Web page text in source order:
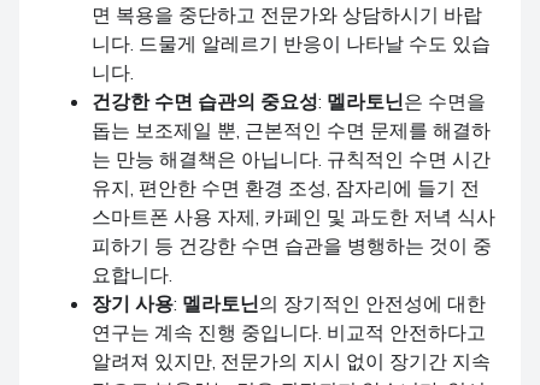
면 복용을 중단하고 전문가와 상담하시기 바랍
니다. 드물게 알레르기 반응이 나타날 수도 있습
니다.
건강한 수면 습관의 중요성: 멜라토닌은 수면을
돕는 보조제일 뿐, 근본적인 수면 문제를 해결하
는 만능 해결책은 아닙니다. 규칙적인 수면 시간
유지, 편안한 수면 환경 조성, 잠자리에 들기 전
스마트폰 사용 자제, 카페인 및 과도한 저녁 식사
피하기 등 건강한 수면 습관을 병행하는 것이 중
요합니다.
장기 사용: 멜라토닌의 장기적인 안전성에 대한
연구는 계속 진행 중입니다. 비교적 안전하다고
알려져 있지만, 전문가의 지시 없이 장기간 지속